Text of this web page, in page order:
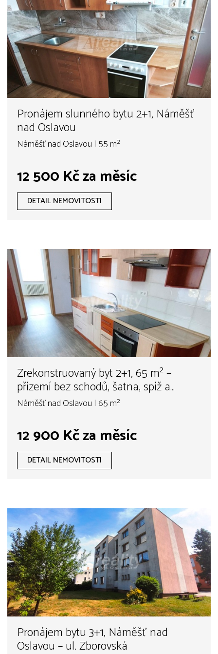
Pronájem slunného bytu 2+1, Náměšť
nad Oslavou
Náměšť nad Oslavou | 55 m²
12 500 Kč za měsíc
DETAIL NEMOVITOSTI
Zrekonstruovaný byt 2+1, 65 m² –
přízemí bez schodů, šatna, spíž a
výhled na zámek | Náměšť nad
Náměšť nad Oslavou | 65 m²
12 900 Kč za měsíc
DETAIL NEMOVITOSTI
Pronájem bytu 3+1, Náměšť nad
Oslavou – ul. Zborovská